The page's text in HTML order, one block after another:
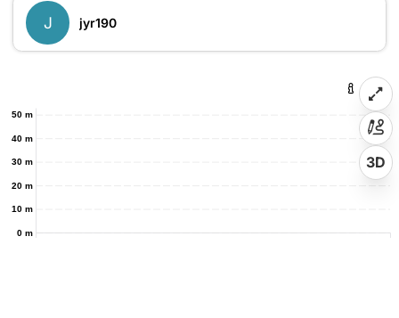
J jyr190
0 m
10 m
20 m
30 m
40 m
50 m
3D